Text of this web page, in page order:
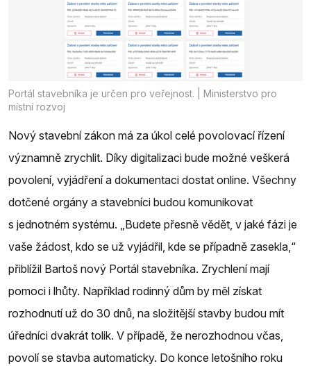
Portál stavebníka je určen pro veřejnost. | Ministerstvo pro
místní rozvoj
Nový stavební zákon má za úkol celé povolovací řízení
významně zrychlit. Díky digitalizaci bude možné veškerá
povolení, vyjádření a dokumentaci dostat online. Všechny
dotčené orgány a stavebníci budou komunikovat
s jednotném systému. „Budete přesně vědět, v jaké fázi je
vaše žádost, kdo se už vyjádřil, kde se případně zasekla,“
přiblížil Bartoš nový Portál stavebníka. Zrychlení mají
pomoci i lhůty. Například rodinný dům by měl získat
rozhodnutí už do 30 dnů, na složitější stavby budou mít
úředníci dvakrát tolik. V případě, že nerozhodnou včas,
povolí se stavba automaticky. Do konce letošního roku